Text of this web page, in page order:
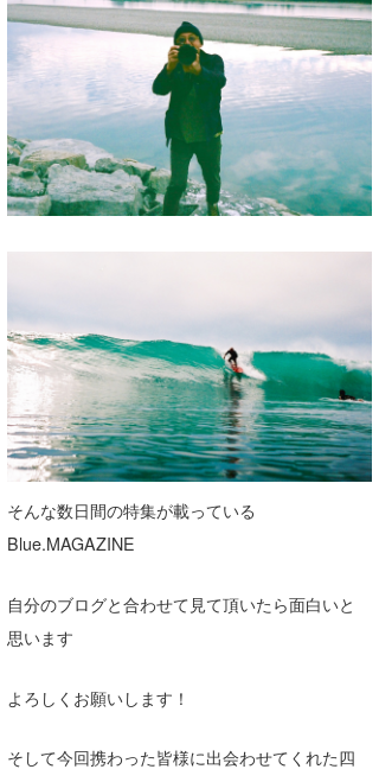
そんな数日間の特集が載っている
Blue.MAGAZINE
自分のブログと合わせて見て頂いたら面白いと
思います
よろしくお願いします！
そして今回携わった皆様に出会わせてくれた四